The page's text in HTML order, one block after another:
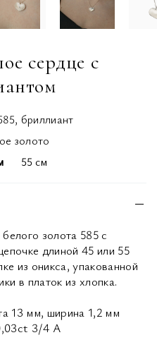
сердце с
бриллиант
золото
55 см
золота 585 с
длиной 45 или 55
из оникса, упакованной
в платок из хлопка.
13 мм, ширина 1,2 мм
3/4 А